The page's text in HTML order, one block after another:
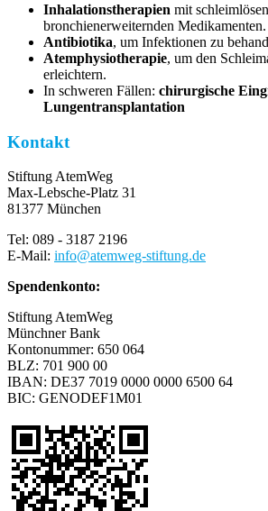
Inhalationstherapien mit
bronchienerweiternden Medikamenten.
Antibiotika, um Infektionen zu
Atemphysiotherapie, um den
erleichtern.
In schweren Fällen: chirurgische
Lungentransplantation
Kontakt
Stiftung AtemWeg
Max-Lebsche-Platz 31
81377 München
Tel: 089 - 3187 2196
E-Mail: info@atemweg-stiftung.de
Spendenkonto:
Stiftung AtemWeg
Münchner Bank
Kontonummer: 650 064
BLZ: 701 900 00
IBAN: DE37 7019 0000 0000 6500 64
BIC: GENODEF1M01